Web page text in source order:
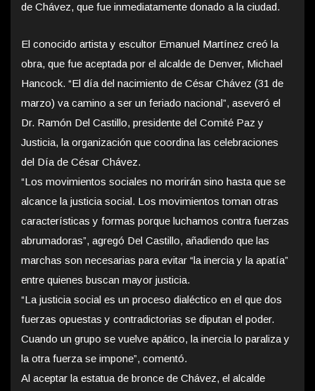
de Chávez, que fue inmediatamente donado a la ciudad.
El conocido artista y escultor Emanuel Martínez creó la
obra, que fue aceptada por el alcalde de Denver, Michael
Hancock. “El día del nacimiento de César Chávez (31 de
marzo) va camino a ser un feriado nacional”, aseveró el
Dr. Ramón Del Castillo, presidente del Comité Paz y
Justicia, la organización que coordina las celebraciones
del Día de César Chávez.
“Los movimientos sociales no morirán sino hasta que se
alcance la justicia social. Los movimientos toman otras
características y formas porque luchamos contra fuerzas
abrumadoras”, agregó Del Castillo, añadiendo que las
marchas son necesarias para evitar “la inercia y la apatía”
entre quienes buscan mayor justicia.
“La justicia social es un proceso dialéctico en el que dos
fuerzas opuestas y contradictorias se diputan el poder.
Cuando un grupo se vuelve apático, la inercia lo paraliza y
la otra fuerza se impone”, comentó.
Al aceptar la estatua de bronce de Chávez, el alcalde